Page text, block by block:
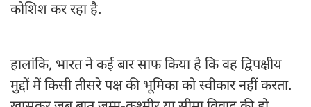
कोशिश कर रहा है.
हालांकि, भारत ने कई बार साफ किया है कि वह द्विपक्षीय
मुद्दों में किसी तीसरे पक्ष की भूमिका को स्वीकार नहीं करता.